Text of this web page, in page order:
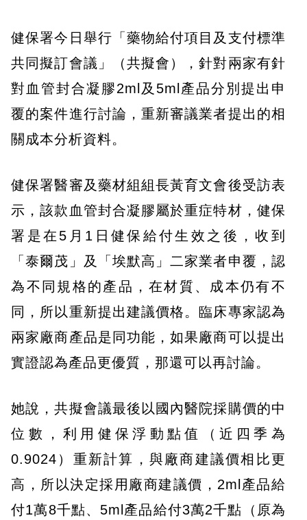
健保署今日舉行「藥物給付項目及支付標準
共同擬訂會議」（共擬會），針對兩家有針
對血管封合凝膠2ml及5ml產品分別提出申
覆的案件進行討論，重新審議業者提出的相
關成本分析資料。
健保署醫審及藥材組組長黃育文會後受訪表
示，該款血管封合凝膠屬於重症特材，健保
署是在5月1日健保給付生效之後，收到
「泰爾茂」及「埃默高」二家業者申覆，認
為不同規格的產品，在材質、成本仍有不
同，所以重新提出建議價格。臨床專家認為
兩家廠商產品是同功能，如果廠商可以提出
實證認為產品更優質，那還可以再討論。
她說，共擬會議最後以國內醫院採購價的中
位數，利用健保浮動點值（近四季為
0.9024）重新計算，與廠商建議價相比更
高，所以決定採用廠商建議價，2ml產品給
付1萬8千點、5ml產品給付3萬2千點（原為